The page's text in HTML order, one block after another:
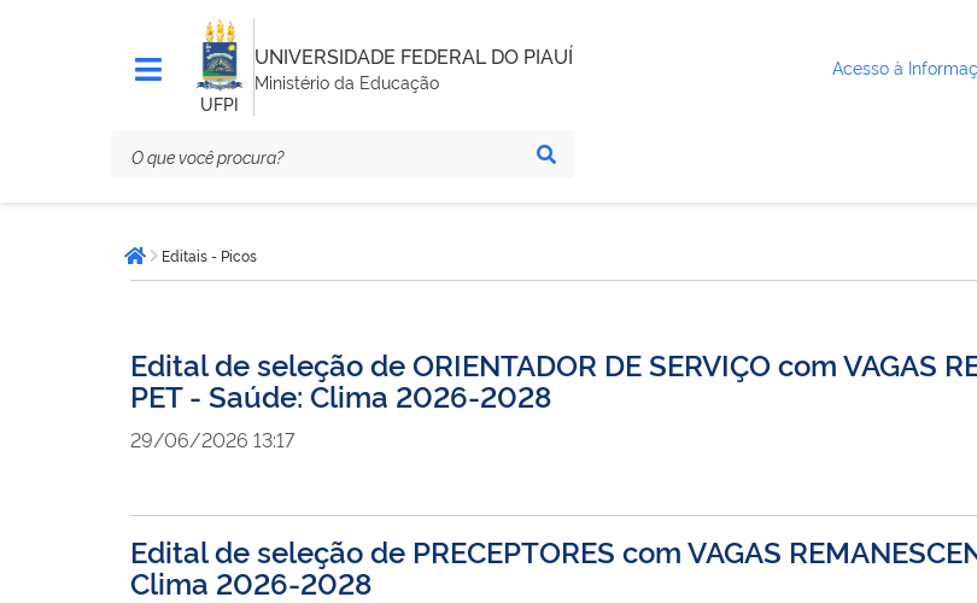
UFPI
UNIVERSIDADE FEDERAL DO PIAUÍ
Ministério da Educação
Acesso à
está
aqui:Página inicial
Editais - Picos
Edital de seleção de ORIENTADOR DE SERVIÇO com VAGAS
PET - Saúde: Clima 2026-2028
29/06/2026 13:17
Edital de seleção de PRECEPTORES com VAGAS
Clima 2026-2028